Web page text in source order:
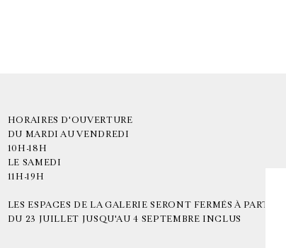
HORAIRES D'OUVERTURE
DU MARDI AU VENDREDI
10H-18H
LE SAMEDI
11H-19H
LES ESPACES DE LA GALERIE SERONT FERMÉS À PARTIR
DU 23 JUILLET JUSQU'AU 4 SEPTEMBRE INCLUS